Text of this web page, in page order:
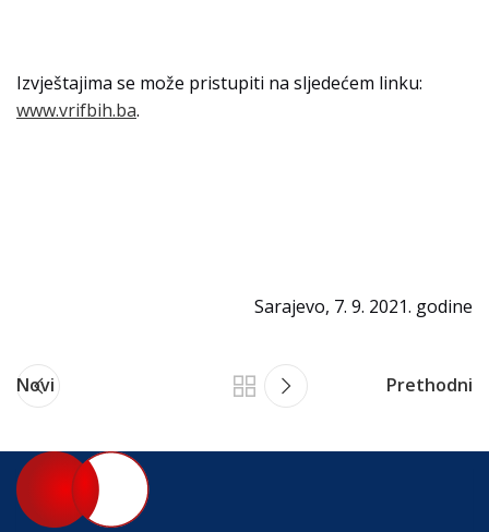
Izvještajima se može pristupiti na sljedećem linku:
www.vrifbih.ba.
Sarajevo, 7. 9. 2021. godine
Novi Prethodni